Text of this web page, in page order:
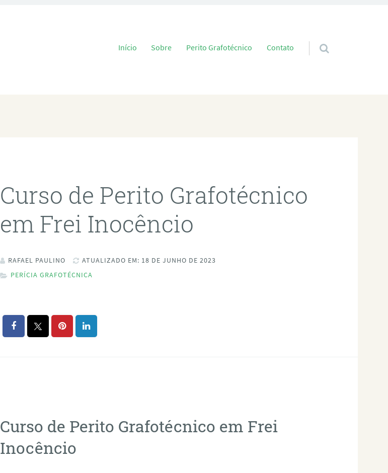
Pular para o conteúdo
Início Sobre Perito Grafotécnico Contato
Curso de Perito Grafotécnico
em Frei Inocêncio
RAFAEL PAULINO
ATUALIZADO EM: 18 DE JUNHO DE 2023
PERÍCIA GRAFOTÉCNICA
Curso de Perito Grafotécnico em Frei
Inocêncio